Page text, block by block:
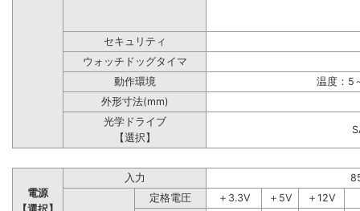
セキュリティ
ウォッチドッグタイマ
動作環境
温度：5
外形寸法(mm)
光学ドライブ
【選択】
電源
入力
定格電圧 ＋3.3V ＋5V
＋12V